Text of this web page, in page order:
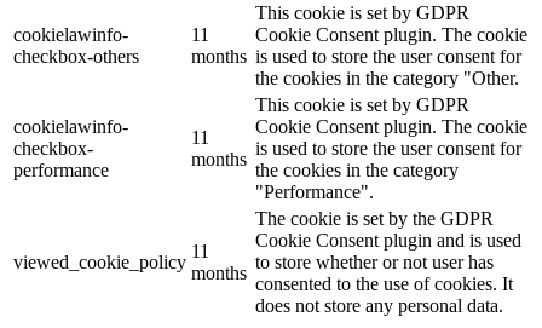
cookielawinfo-
checkbox-others
11
months
This cookie is set by GDPR
Cookie Consent plugin. The cookie
is used to store the user consent for
the cookies in the category "Other.
cookielawinfo-
checkbox-
performance
11
months
This cookie is set by GDPR
Cookie Consent plugin. The cookie
is used to store the user consent for
the cookies in the category
"Performance".
viewed_cookie_policy
11
months
The cookie is set by the GDPR
Cookie Consent plugin and is used
to store whether or not user has
consented to the use of cookies. It
does not store any personal data.